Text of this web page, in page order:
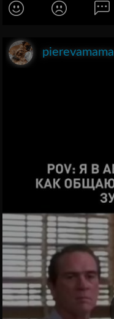
pierevamama